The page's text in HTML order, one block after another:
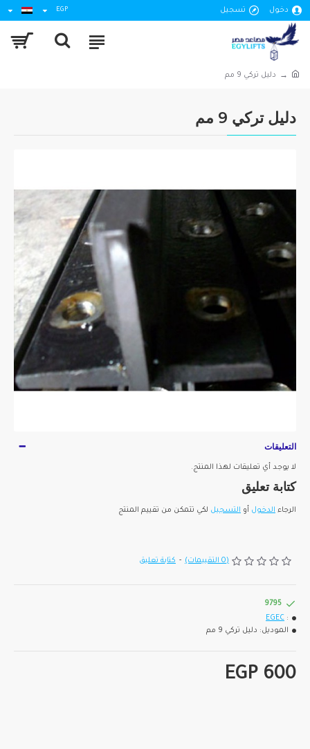
دخول تسجيل EGP
دليل تركي 9 مم
دليل تركي 9 مم
التعليقات
لا يوجد أي تعليقات لهذا المنتج.
كتابة تعليق
الرجاء الدخول أو التسجيل لكي تتمكن من تقييم المنتج
(0 التقييمات) - كتابة تعليق
EGP 600
9795
:
EGEC
الموديل: دليل تركي 9 مم